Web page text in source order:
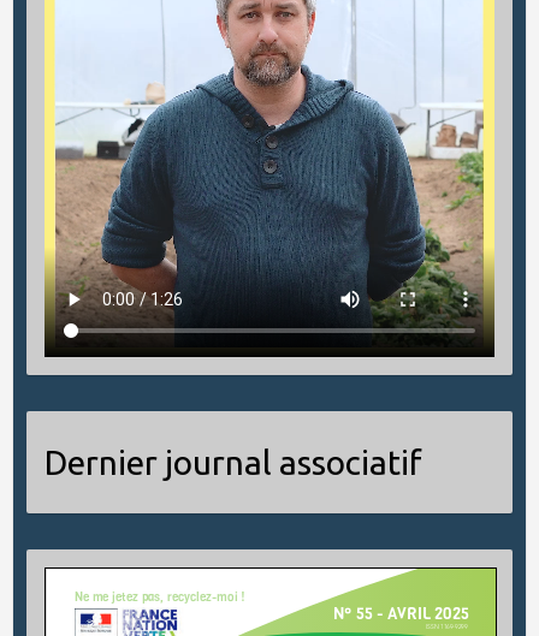
Dernier journal associatif